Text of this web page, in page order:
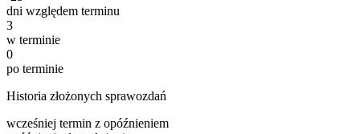
dni względem terminu
3
w terminie
0
po terminie
Historia złożonych sprawozdań
wcześniej termin z opóźnieniem